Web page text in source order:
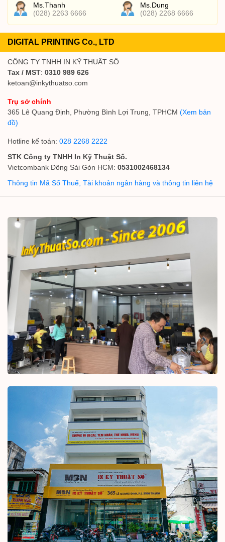
Ms.Thanh
(028) 2263 6666
Ms.Dung
(028) 2268 6666
DIGITAL PRINTING Co., LTD
CÔNG TY TNHH IN KỸ THUẬT SỐ
Tax / MST: 0310 989 626
ketoan@inkythuatso.com
Trụ sở chính
365 Lê Quang Định, Phường Bình Lợi Trung, TPHCM (Xem bản
đồ)
Hotline kế toán: 028 2268 2222
STK Công ty TNHH In Kỹ Thuật Số.
Vietcombank Đông Sài Gòn HCM: 0531002468134
Thông tin Mã Số Thuế, Tài khoản ngân hàng và thông tin liên hệ